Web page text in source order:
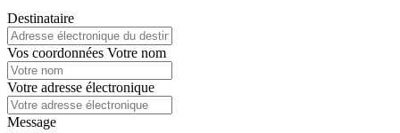
Destinataire
Vos coordonnées Votre nom
Votre adresse électronique
Message